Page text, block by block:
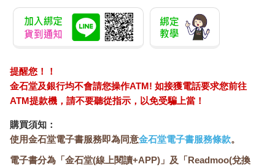
提醒您！！
金石堂及銀行均不會請您操作ATM! 如接獲電話要求您前往
ATM提款機，請不要聽從指示，以免受騙上當！
購買須知：
使用金石堂電子書服務即為同意金石堂電子書服務條款。
電子書分為「金石堂(線上閱讀+APP)」及「Readmoo(兌換